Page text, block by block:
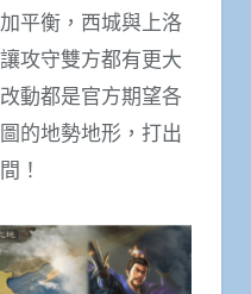
平衡，西城與上洛
攻守雙方都有更大
動都是官方期望各
的地勢地形，打出
！